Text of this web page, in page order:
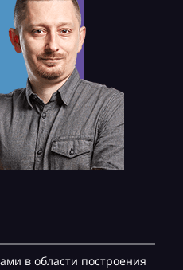
в области построения